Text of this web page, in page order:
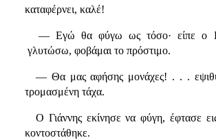
καταφέρνει, καλέ!
— Εγώ θα φύγω ως τόσο· είπε ο
γλυτώσω, φοβάμαι το πρόστιμο.
— Θα μας αφήσης μονάχες! . . .
τρομασμένη τάχα.
Ο Γιάννης εκίνησε να φύγη, έφτασε
κοντοστάθηκε.